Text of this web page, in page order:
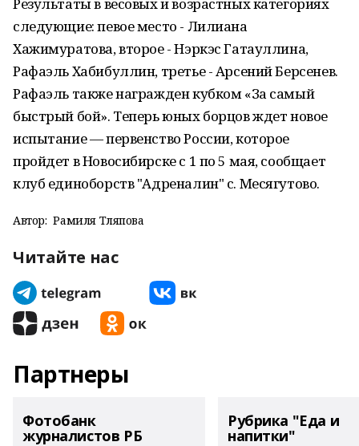
следующие: певое место - Лилиана
Хажимуратова, второе - Нэркэс Гатауллина,
Рафаэль Хабибуллин, третье - Арсений Берсенев.
Рафаэль также награжден кубком «За самый
быстрый бой». Теперь юных борцов ждет новое
испытание — первенство России, которое
пройдет в Новосибирске с 1 по 5 мая, сообщает
клуб единоборств "Адреналин" с. Месягутово.
Автор: Рамиля Тляпова
Читайте нас
Партнеры
Фотобанк
журналистов РБ
Рубрика "Еда и
напитки"